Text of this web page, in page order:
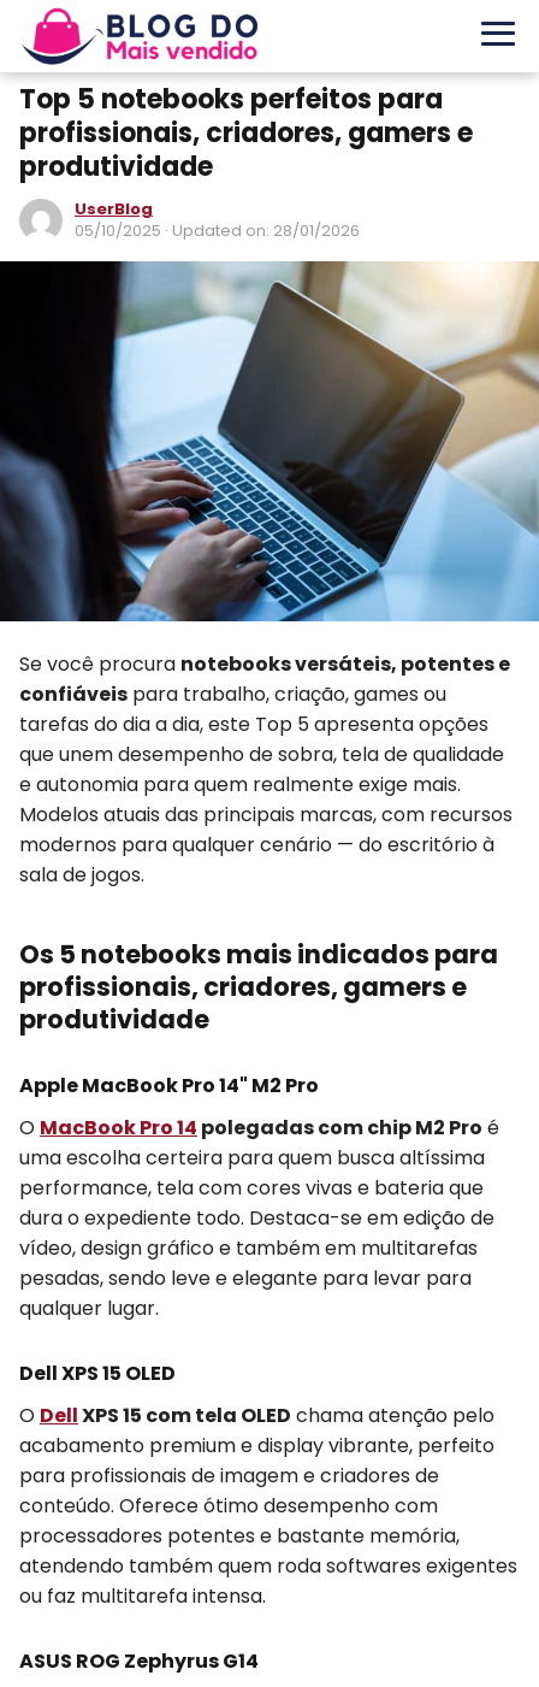
Top 5 notebooks perfeitos para
profissionais, criadores, gamers e
produtividade
UserBlog
05/10/2025 · Updated on: 28/01/2026
Se você procura notebooks versáteis, potentes e
confiáveis para trabalho, criação, games ou
tarefas do dia a dia, este Top 5 apresenta opções
que unem desempenho de sobra, tela de qualidade
e autonomia para quem realmente exige mais.
Modelos atuais das principais marcas, com recursos
modernos para qualquer cenário — do escritório à
sala de jogos.
Os 5 notebooks mais indicados para
profissionais, criadores, gamers e
produtividade
Apple MacBook Pro 14" M2 Pro
O MacBook Pro 14 polegadas com chip M2 Pro é
uma escolha certeira para quem busca altíssima
performance, tela com cores vivas e bateria que
dura o expediente todo. Destaca-se em edição de
vídeo, design gráfico e também em multitarefas
pesadas, sendo leve e elegante para levar para
qualquer lugar.
Dell XPS 15 OLED
O DellXPS 15 com tela OLED chama atenção pelo
acabamento premium e display vibrante, perfeito
para profissionais de imagem e criadores de
conteúdo. Oferece ótimo desempenho com
processadores potentes e bastante memória,
atendendo também quem roda softwares exigentes
ou faz multitarefa intensa.
ASUS ROG Zephyrus G14